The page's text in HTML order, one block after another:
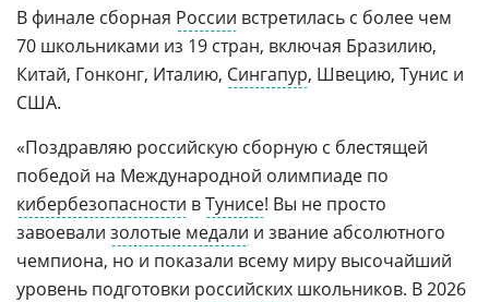
В финале сборная России встретилась с более чем
70 школьниками из 19 стран, включая Бразилию,
Китай, Гонконг, Италию, Сингапур, Швецию, Тунис и
США.
«Поздравляю российскую сборную с блестящей
победой на Международной олимпиаде по
кибербезопасности вТунисе! Вы не просто
завоевали золотые медали и звание абсолютного
чемпиона, но и показали всему миру высочайший
уровень подготовки российских школьников. В 2026